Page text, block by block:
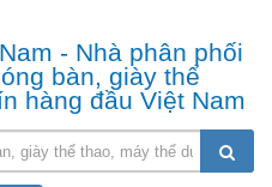
- Nhà phân phối
bàn, giày thể
hàng đầu Việt Nam